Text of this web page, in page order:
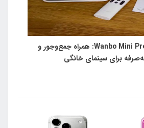
ویدئو پروژکتور Wanbo Mini Pro: همراه جمع‌وجور و
برای سینمای خانگی